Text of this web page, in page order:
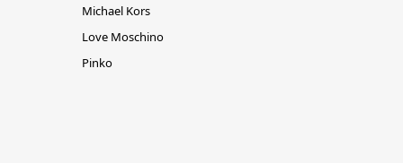
Michael Kors
Love Moschino
Pinko